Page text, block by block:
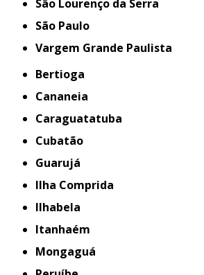
São Lourenço da Serra
São Paulo
Vargem Grande Paulista
Bertioga
Cananeia
Caraguatatuba
Cubatão
Guarujá
Ilha Comprida
Ilhabela
Itanhaém
Mongaguá